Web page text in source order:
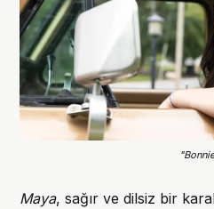
Maya, sağır ve dilsiz bir